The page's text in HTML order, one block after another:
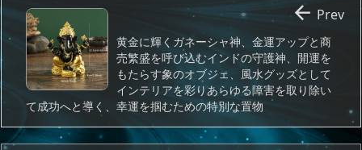
黄金に輝くガネーシャ神、金運アップと商
売繁盛を呼び込むインドの守護神、開運を
もたらす象のオブジェ、風水グッズとして
インテリアを彩りあらゆる障害を取り除い
て成功へと導く、幸運を掴むための特別な置物
 Prev